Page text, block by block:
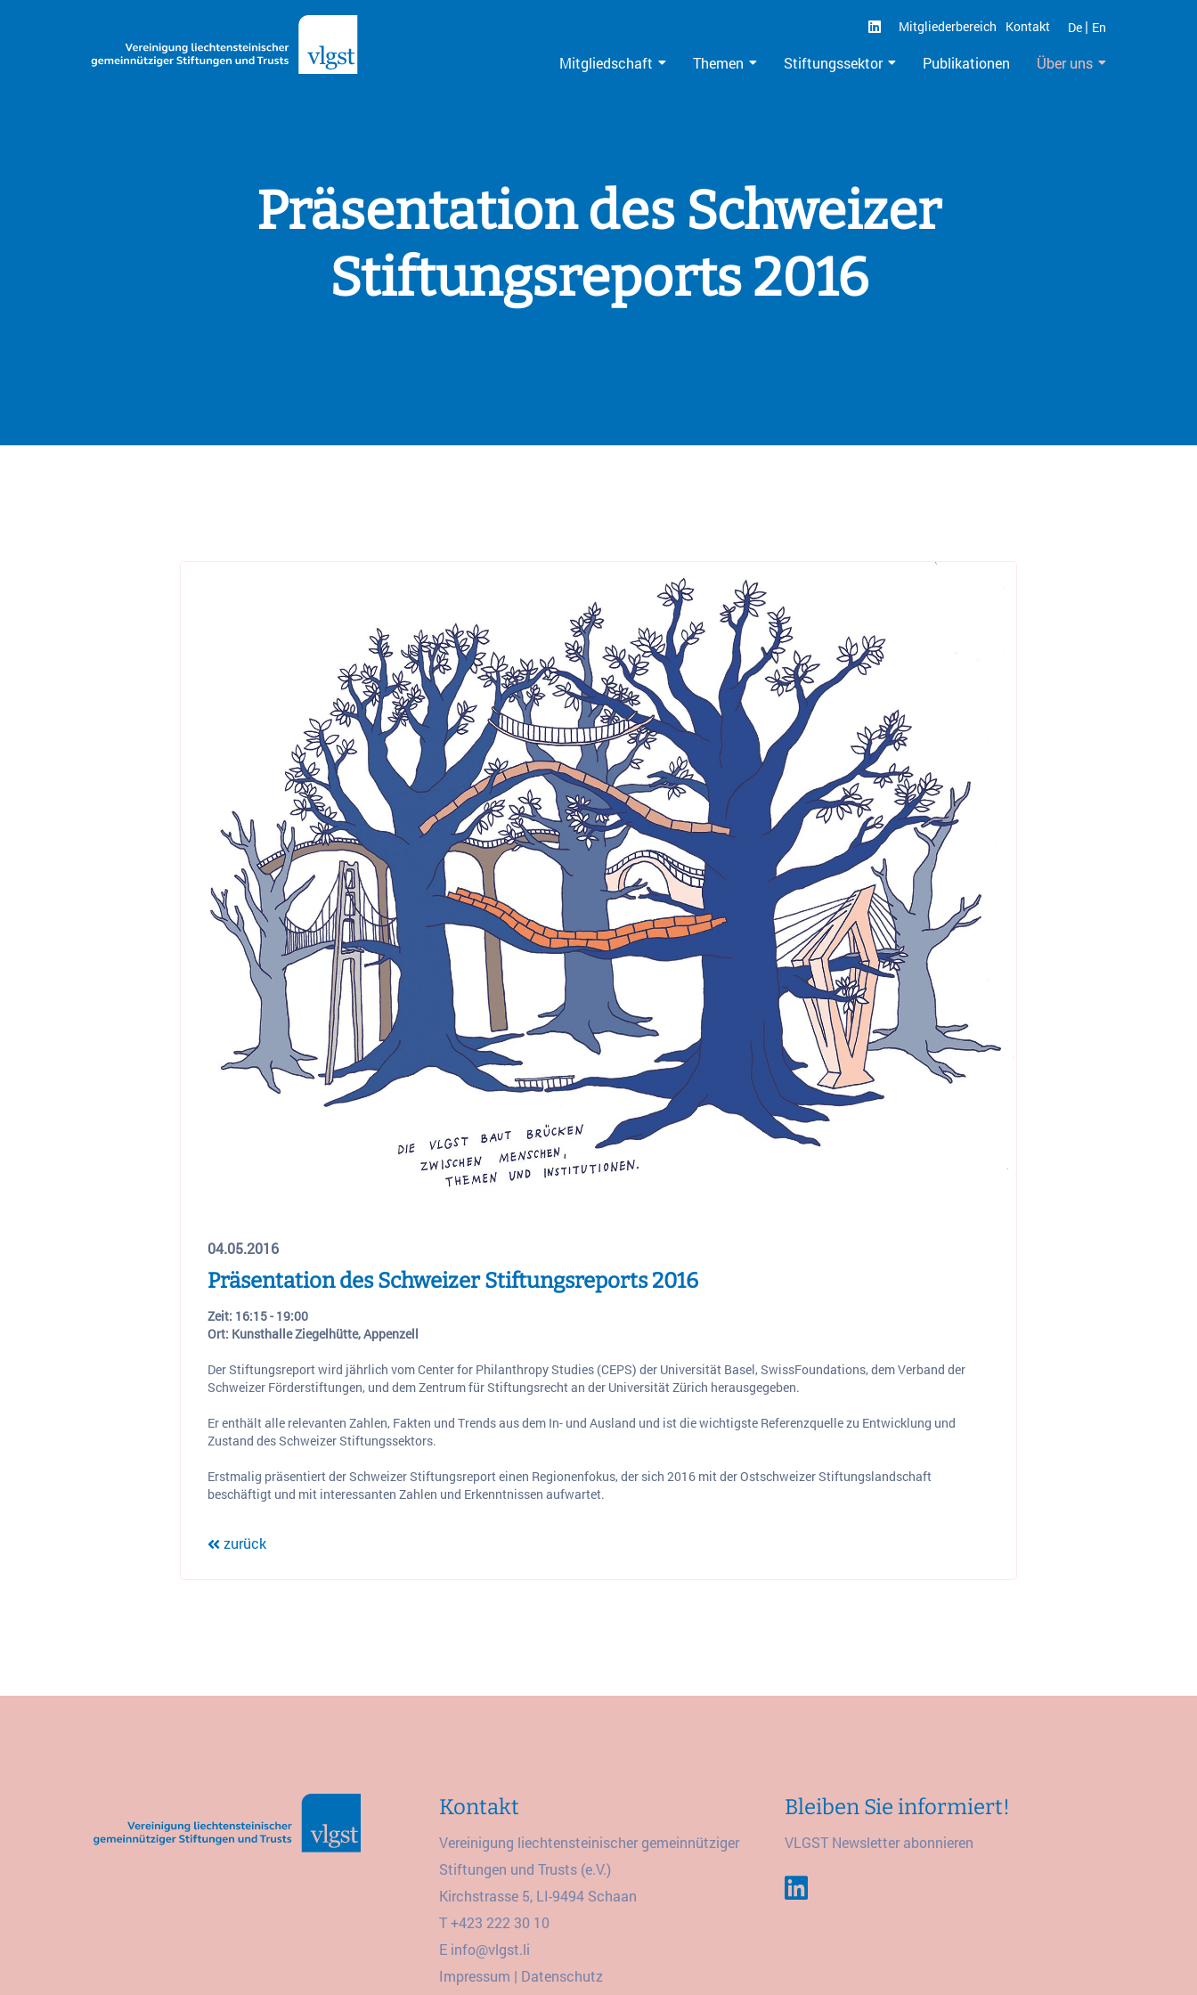
Mitgliederbereich Kontakt De | En
Mitgliedschaft Themen Stiftungssektor Publikationen Über uns
Präsentation des Schweizer
Stiftungsreports 2016
04.05.2016
Präsentation des Schweizer Stiftungsreports 2016
Zeit: 16:15 - 19:00
Ort: Kunsthalle Ziegelhütte, Appenzell
Der Stiftungsreport wird jährlich vom Center for Philanthropy Studies (CEPS) der Universität Basel, SwissFoundations, dem Verband der
Schweizer Förderstiftungen, und dem Zentrum für Stiftungsrecht an der Universität Zürich herausgegeben.
Er enthält alle relevanten Zahlen, Fakten und Trends aus dem In- und Ausland und ist die wichtigste Referenzquelle zu Entwicklung und
Zustand des Schweizer Stiftungssektors.
Erstmalig präsentiert der Schweizer Stiftungsreport einen Regionenfokus, der sich 2016 mit der Ostschweizer Stiftungslandschaft
beschäftigt und mit interessanten Zahlen und Erkenntnissen aufwartet.
zurück
Kontakt
Vereinigung liechtensteinischer gemeinnütziger
Stiftungen und Trusts (e.V.)
Kirchstrasse 5, LI-9494 Schaan
T+423 222 30 10
E info@vlgst.li
Impressum | Datenschutz
Bleiben Sie informiert!
VLGST Newsletter abonnieren